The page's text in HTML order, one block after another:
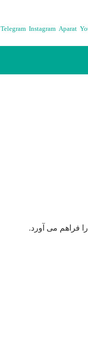
Telegram Instagram Aparat
فراهم می آورد.